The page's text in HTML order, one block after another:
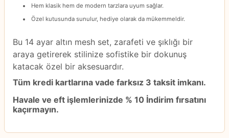
Hem klasik hem de modern tarzlara uyum sağlar.
Özel kutusunda sunulur, hediye olarak da mükemmeldir.
Bu 14 ayar altın mesh set, zarafeti ve şıklığı bir
araya getirerek stilinize sofistike bir dokunuş
katacak özel bir aksesuardır.
Tüm kredi kartlarına vade farksız 3 taksit imkanı.
Havale ve eft işlemlerinizde % 10 İndirim fırsatını
kaçırmayın.